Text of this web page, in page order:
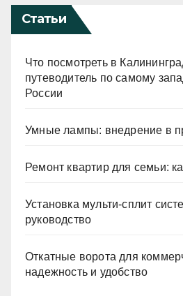
Статьи
Что посмотреть в
путеводитель по самому
России
Умные лампы: внедрение в
Ремонт квартир для семьи:
Установка мульти-сплит
руководство
Откатные ворота для
надежность и удобство